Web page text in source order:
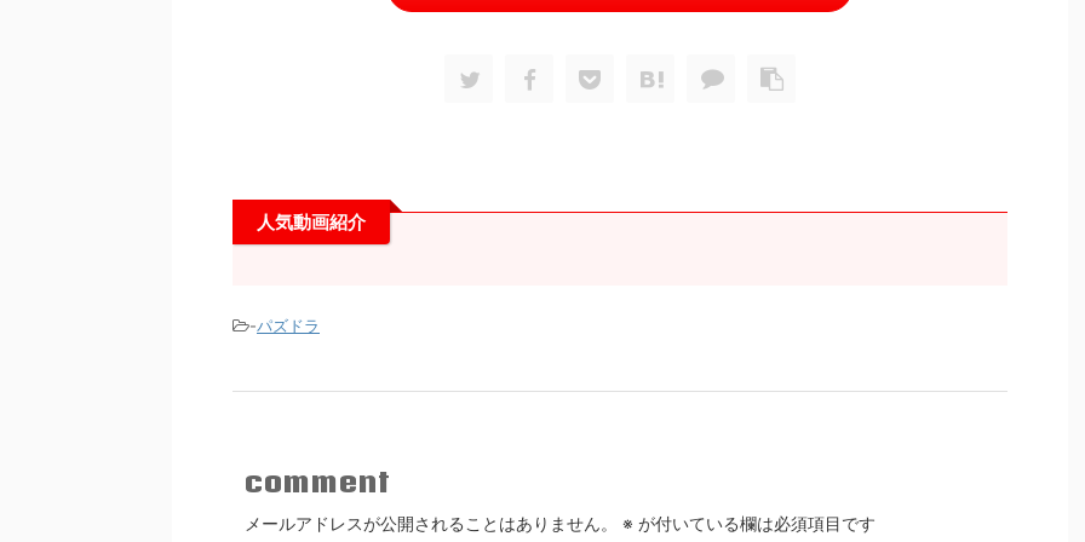
人気動画紹介
-パズドラ
comment
メールアドレスが公開されることはありません。 ※ が付いている欄は必須項目です